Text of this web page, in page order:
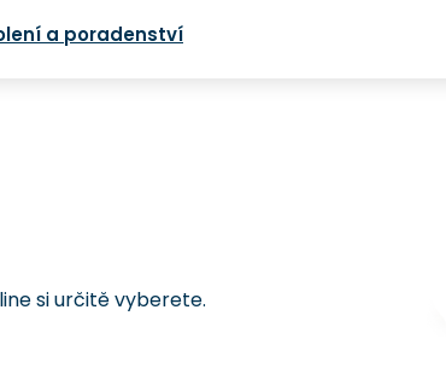
a poradenství
si určitě vyberete.